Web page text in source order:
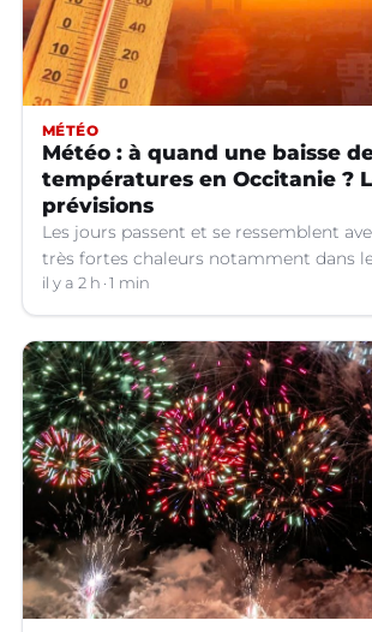
MÉTÉO
Météo : à quand une baisse
températures en Occitanie ?
prévisions
Les jours passent et se ressemblent
très fortes chaleurs notamment dans
Jusqu’à quand ?
il y a 2 h 1 min